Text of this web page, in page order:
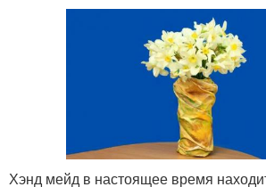
Хэнд мейд в настоящее время